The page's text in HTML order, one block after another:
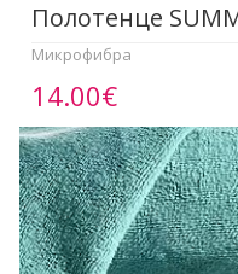
Полотенце
Микрофибра
14.00€